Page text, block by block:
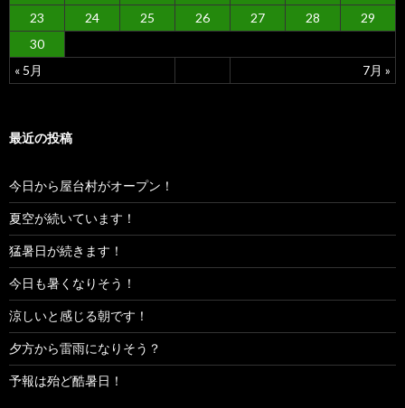
« 5月 7月 »
23
24 25 26 27 28
29
30
最近の投稿
今日から屋台村がオープン！
夏空が続いています！
猛暑日が続きます！
今日も暑くなりそう！
涼しいと感じる朝です！
夕方から雷雨になりそう？
予報は殆ど酷暑日！